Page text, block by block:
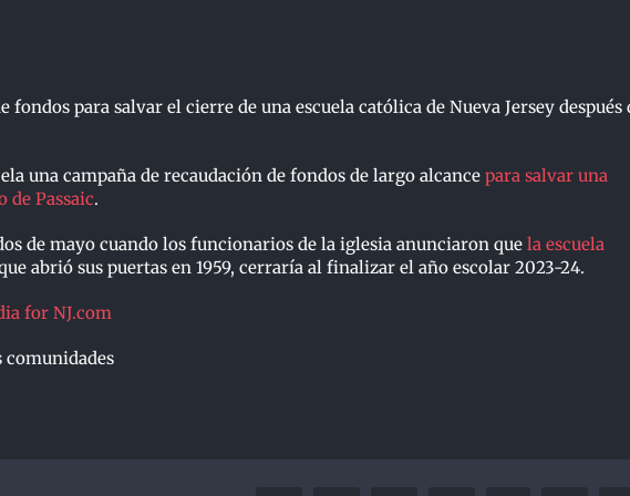
fondos para salvar el cierre de una escuela católica de Nueva Jersey después
una campaña de recaudación de fondos de largo alcance para salvar una
de Passaic.
de mayo cuando los funcionarios de la iglesia anunciaron que la escuela
abrió sus puertas en 1959, cerraría al finalizar el año escolar 2023-24.
for NJ.com
comunidades